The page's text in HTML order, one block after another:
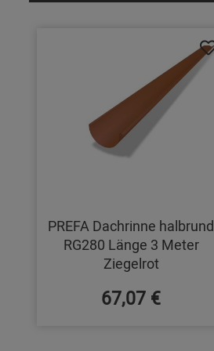
PREFA Dachrinne halbrund
RG280 Länge 3 Meter
Ziegelrot
67,07 €